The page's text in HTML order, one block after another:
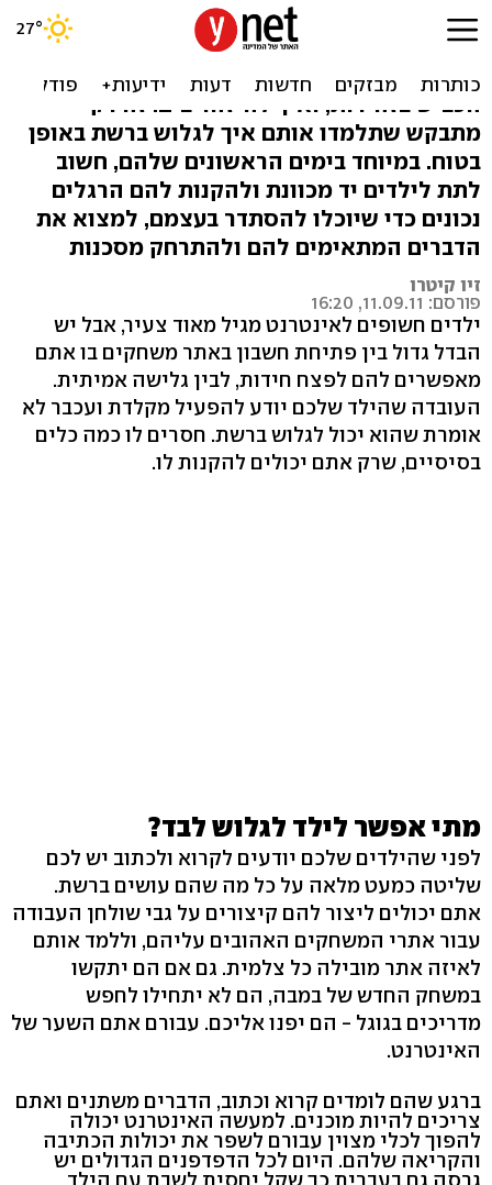
הכן ילדך לרשת
אתם מלמדים את הילדים שלכם לחצות את
הכביש בזהירות, ואיך להיזהר בים. זה רק
מתבקש שתלמדו אותם איך לגלוש ברשת באופן
בטוח. במיוחד בימים הראשונים שלהם, חשוב
לתת לילדים יד מכוונת ולהקנות להם הרגלים
נכונים כדי שיוכלו להסתדר בעצמם, למצוא את
הדברים המתאימים להם ולהתרחק מסכנות
זיו קיטרו
פורסם: 11.09.11, 16:20
ילדים חשופים לאינטרנט מגיל מאוד צעיר, אבל יש
הבדל גדול בין פתיחת חשבון באתר משחקים בו אתם
מאפשרים להם לפצח חידות, לבין גלישה אמיתית.
העובדה שהילד שלכם יודע להפעיל מקלדת ועכבר לא
אומרת שהוא יכול לגלוש ברשת. חסרים לו כמה כלים
בסיסיים, שרק אתם יכולים להקנות לו.
מתי אפשר לילד לגלוש לבד?
לפני שהילדים שלכם יודעים לקרוא ולכתוב יש לכם
שליטה כמעט מלאה על כל מה שהם עושים ברשת.
אתם יכולים ליצור להם קיצורים על גבי שולחן העבודה
עבור אתרי המשחקים האהובים עליהם, וללמד אותם
לאיזה אתר מובילה כל צלמית. גם אם הם יתקשו
במשחק החדש של במבה, הם לא יתחילו לחפש
מדריכים בגוגל - הם יפנו אליכם. עבורם אתם השער של
האינטרנט.
ברגע שהם לומדים קרוא וכתוב, הדברים משתנים ואתם
צריכים להיות מוכנים. למעשה האינטרנט יכולה
להפוך לכלי מצוין עבורם לשפר את יכולות הכתיבה
והקריאה שלהם. היום לכל הדפדפנים הגדולים יש